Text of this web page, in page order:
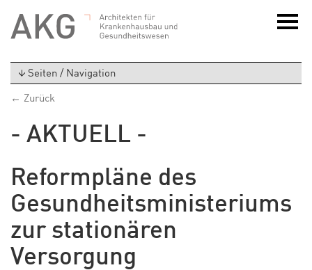
Seiten / Navigation
← Zurück
- AKTUELL -
Reformpläne des
Gesundheitsministeriums
zur stationären
Versorgung